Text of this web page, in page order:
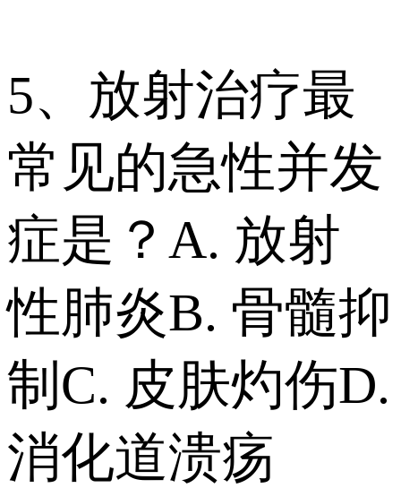
5、放射治疗最
常见的急性并发
症是？ A. 放射
性肺炎 B. 骨髓抑
制 C. 皮肤灼伤 D.
消化道溃疡